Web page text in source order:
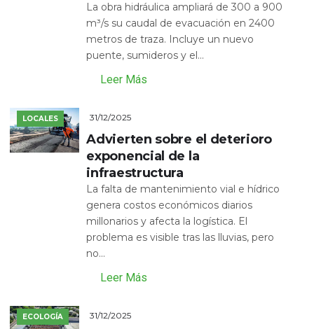
La obra hidráulica ampliará de 300 a 900
m³/s su caudal de evacuación en 2400
metros de traza. Incluye un nuevo
puente, sumideros y el...
Leer Más
LOCALES 31/12/2025
Advierten sobre el deterioro
exponencial de la
infraestructura
La falta de mantenimiento vial e hídrico
genera costos económicos diarios
millonarios y afecta la logística. El
problema es visible tras las lluvias, pero
no...
Leer Más
ECOLOGÍA 31/12/2025